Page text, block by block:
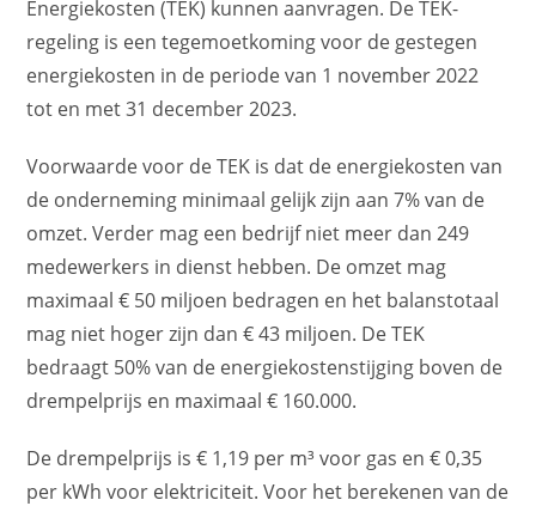
Energiekosten (TEK) kunnen aanvragen. De TEK-
regeling is een tegemoetkoming voor de gestegen
energiekosten in de periode van 1 november 2022
tot en met 31 december 2023.
Voorwaarde voor de TEK is dat de energiekosten van
de onderneming minimaal gelijk zijn aan 7% van de
omzet. Verder mag een bedrijf niet meer dan 249
medewerkers in dienst hebben. De omzet mag
maximaal € 50 miljoen bedragen en het balanstotaal
mag niet hoger zijn dan € 43 miljoen. De TEK
bedraagt 50% van de energiekostenstijging boven de
drempelprijs en maximaal € 160.000.
De drempelprijs is € 1,19 per m³ voor gas en € 0,35
per kWh voor elektriciteit. Voor het berekenen van de